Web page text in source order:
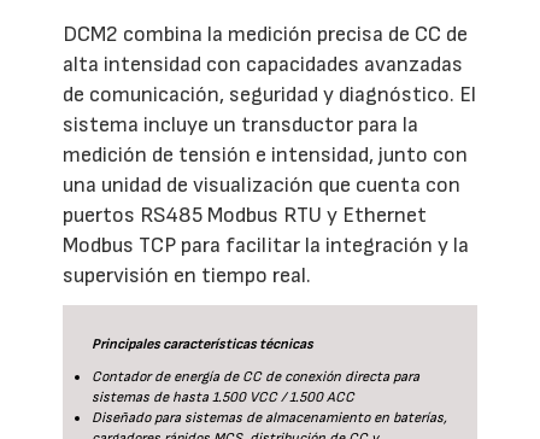
DCM2 combina la medición precisa de CC de
alta intensidad con capacidades avanzadas
de comunicación, seguridad y diagnóstico. El
sistema incluye un transductor para la
medición de tensión e intensidad, junto con
una unidad de visualización que cuenta con
puertos RS485 Modbus RTU y Ethernet
Modbus TCP para facilitar la integración y la
supervisión en tiempo real.
Principales características técnicas
Contador de energía de CC de conexión directa para
sistemas de hasta 1.500 VCC / 1.500 ACC
Diseñado para sistemas de almacenamiento en baterías,